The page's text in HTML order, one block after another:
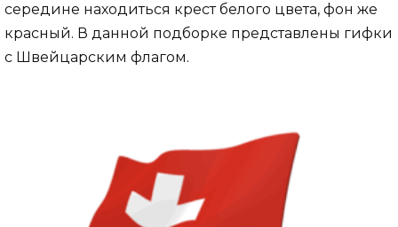
середине находиться крест белого цвета, фон же
красный. В данной подборке представлены гифки
с Швейцарским флагом.